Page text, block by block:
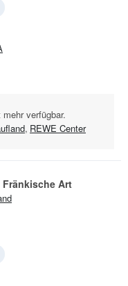
verfügbar.
, REWE Center
Art